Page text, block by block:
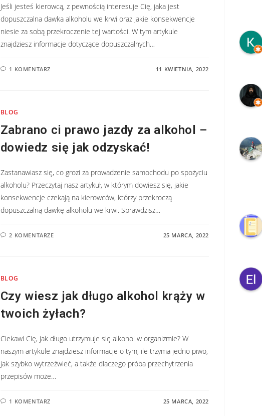
Jeśli jesteś kierowcą, z pewnością interesuje Cię, jaka jest
dopuszczalna dawka alkoholu we krwi oraz jakie konsekwencje
niesie za sobą przekroczenie tej wartości. W tym artykule
znajdziesz informacje dotyczące dopuszczalnych…
1 KOMENTARZ 11 KWIETNIA, 2022
BLOG
Zabrano ci prawo jazdy za alkohol –
dowiedz się jak odzyskać!
Zastanawiasz się, co grozi za prowadzenie samochodu po spożyciu
alkoholu? Przeczytaj nasz artykuł, w którym dowiesz się, jakie
konsekwencje czekają na kierowców, którzy przekroczą
dopuszczalną dawkę alkoholu we krwi. Sprawdzisz…
2 KOMENTARZE 25 MARCA, 2022
BLOG
Czy wiesz jak długo alkohol krąży w
twoich żyłach?
Ciekawi Cię, jak długo utrzymuje się alkohol w organizmie? W
naszym artykule znajdziesz informacje o tym, ile trzyma jedno piwo,
jak szybko wytrzeźwieć, a także dlaczego próba przechytrzenia
przepisów może…
1 KOMENTARZ 25 MARCA, 2022